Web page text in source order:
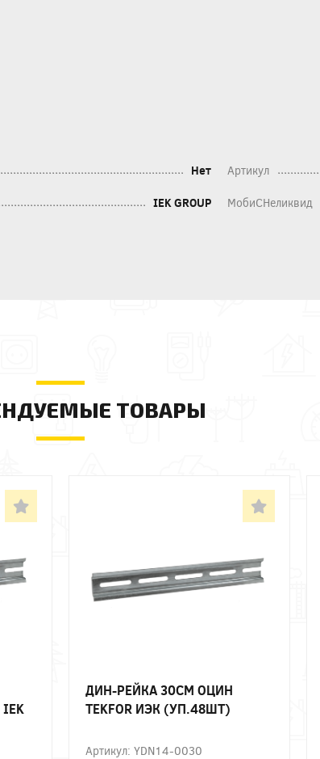
Нет Артикул
IEK GROUP МобиСНеликвид
ТОВАРЫ
ДИН-РЕЙКА 30СМ ОЦИН
TEKFOR ИЭК (УП.48ШТ)
Артикул: YDN14-0030